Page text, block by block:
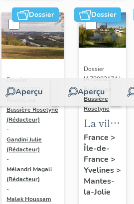
Dossier
Aperçu
Dossier
IA78002272 |
Bussière Roselyne
(Rédacteur)
-
Gandini Julie
(Rédacteur)
-
Mélandri Magali
(Rédacteur)
-
Malek Houssam
Dossier
Aperçu
Dossier
IA78002174 |
Réalisé par
Bussière
Roselyne
La ville
de
Mantes-
la-Jolie
France >
Île-de-
France >
Yvelines>
Mantes-
la-Jolie